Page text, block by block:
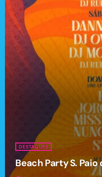
DESTAQUES
Beach Party S. Paio